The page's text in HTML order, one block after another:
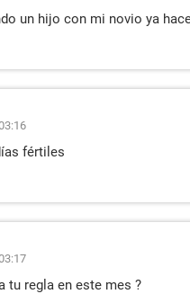
un hijo con mi novio ya
fértiles
tu regla en este mes ?